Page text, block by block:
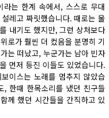
라는 한계 속에서, 스스로 무대
레고 짜릿했습니다. 때로는 울
내기도 했지만, 그런 상처보다
로가 훨씬 더 컸음을 분명히 기
는 떠났고, 누군가는 남아 빈자
먼저 등진 이들도 있었습니다.
이스는 노래를 멈추지 않았습
한때 한목소리를 냈던 친구들
께 했던 시간들을 간직하고 있